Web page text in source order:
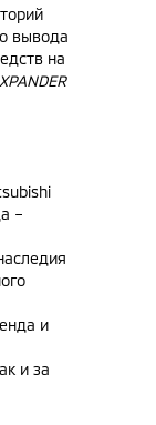
вывода
на
XPANDER
–
и
и за